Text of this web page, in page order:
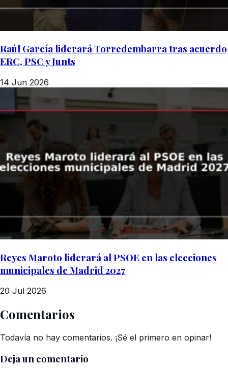
Raúl García liderará Torredembarra tras acuerdo
ERC, PSC y Junts
14 Jun 2026
Reyes Maroto liderará al PSOE en las elecciones
municipales de Madrid 2027
20 Jul 2026
Comentarios
Todavía no hay comentarios. ¡Sé el primero en opinar!
Deja un comentario